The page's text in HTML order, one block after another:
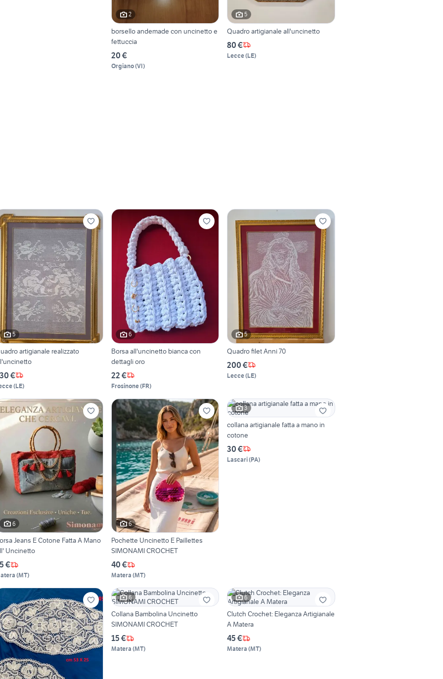
2
borsello andemade con uncinetto e
fettuccia
20 €
Orgiano(VI)
5
Quadro artigianale all'uncinetto
80 €
Lecce(LE)
5
artigianale realizzato
€
(LE)
6
Borsa all'uncinetto bianca con
dettagli oro
22 €
Frosinone(FR)
5
Quadro filet Anni 70
200 €
Lecce(LE)
6
Jeans E Cotone Fatta A Mano
Uncinetto
€
(MT)
6
Pochette Uncinetto E Paillettes
SIMONAMI CROCHET
40 €
Matera (MT)
3
collana artigianale fatta a mano in
cotone
30 €
Lascari(PA)
6
Collana Bambolina Uncinetto
SIMONAMI CROCHET
15 €
Matera (MT)
6
Clutch Crochet: Eleganza Artigianale
A Matera
45 €
Matera (MT)